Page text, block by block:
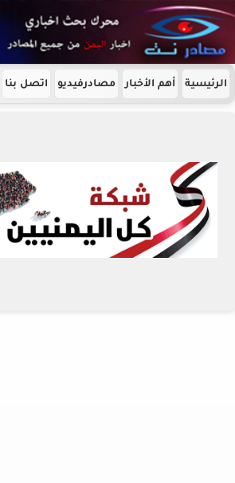
الرئيسية أهم الأخبار مصادرفيديو اتصل بنا